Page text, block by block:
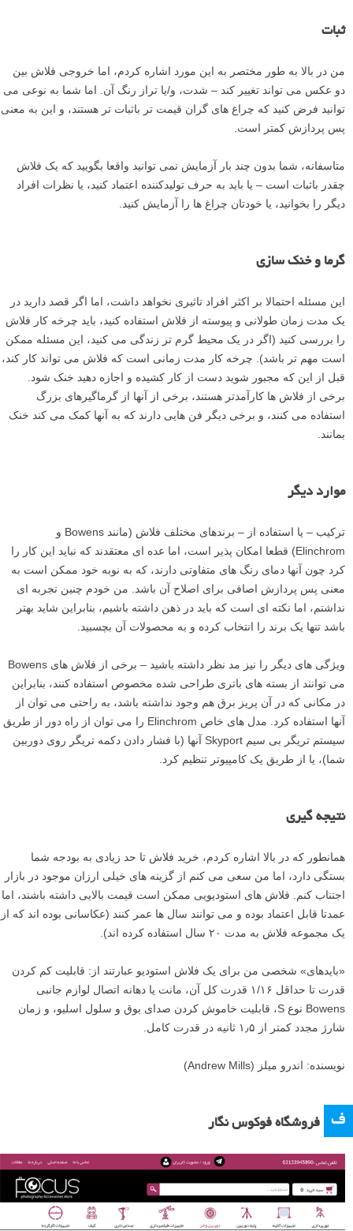
ثبات
من در بالا به طور مختصر به این مورد اشاره کردم، اما خروجی فلاش بین
دو عکس می تواند تغییر کند – شدت، و/یا تراز رنگ آن. اما شما به نوعی می
توانید فرض کنید که چراغ های گران قیمت تر باثبات تر هستند، و این به معنی
پس پردازش کمتر است.
متاسفانه، شما بدون چند بار آزمایش نمی توانید واقعا بگویید که یک فلاش
چقدر باثبات است – یا باید به حرف تولیدکننده اعتماد کنید، یا نظرات افراد
دیگر را بخوانید، یا خودتان چراغ ها را آزمایش کنید.
گرما و خنک سازی
این مسئله احتمالا بر اکثر افراد تاثیری نخواهد داشت، اما اگر قصد دارید در
یک مدت زمان طولانی و پیوسته از فلاش استفاده کنید، باید چرخه کار فلاش
را بررسی کنید (اگر در یک محیط گرم تر زندگی می کنید، این مسئله ممکن
است مهم تر باشد). چرخه کار مدت زمانی است که فلاش می تواند کار کند،
قبل از این که مجبور شوید دست از کار کشیده و اجازه دهید خنک شود.
برخی از فلاش ها کارآمدتر هستند، برخی از آنها از گرماگیرهای بزرگ
استفاده می کنند، و برخی دیگر فن هایی دارند که به آنها کمک می کند خنک
بمانند.
موارد دیگر
ترکیب – یا استفاده از – برندهای مختلف فلاش (مانند Bowens و
Elinchrom) قطعا امکان پذیر است، اما عده ای معتقدند که نباید این کار را
کرد چون آنها دمای رنگ های متفاوتی دارند، که به نوبه خود ممکن است به
معنی پس پردازش اصافی برای اصلاح آن باشد. من خودم چنین تجربه ای
نداشتم، اما نکته ای است که باید در ذهن داشته باشیم، بنابراین شاید بهتر
باشد تنها یک برند را انتخاب کرده و به محصولات آن بچسبید.
ویژگی های دیگر را نیز مد نظر داشته باشید – برخی از فلاش های Bowens
می توانند از بسته های باتری طراحی شده مخصوص استفاده کنند، بنابراین
در مکانی که در آن پریز برق هم وجود نداشته باشد، به راحتی می توان از
آنها استفاده کرد. مدل های خاص Elinchrom را می توان از راه دور از طریق
سیستم تریگر بی سیم Skyport آنها (با فشار دادن دکمه تریگر روی دوربین
شما)، یا از طریق یک کامپیوتر تنظیم کرد.
نتیجه گیری
همانطور که در بالا اشاره کردم، خرید فلاش تا حد زیادی به بودجه شما
بستگی دارد، اما من سعی می کنم از گزینه های خیلی ارزان موجود در بازار
اجتناب کنم. فلاش های استودیویی ممکن است قیمت بالایی داشته باشند، اما
عمدتا قابل اعتماد بوده و می توانند سال ها عمر کنند (عکاسانی بوده اند که از
یک مجموعه فلاش به مدت ۲۰ سال استفاده کرده اند).
«بایدهای» شخصی من برای یک فلاش استودیو عبارتند از: قابلیت کم کردن
قدرت تا حداقل ۱/۱۶ قدرت کل آن، مانت یا دهانه اتصال لوازم جانبی
Bowens نوع S، قابلیت خاموش کردن صدای بوق و سلول اسلیو، و زمان
شارژ مجدد کمتر از ۱٫۵ ثانیه در قدرت کامل.
نویسنده: اندرو میلز (Andrew Mills)
ف فروشگاه فوکوس نگار